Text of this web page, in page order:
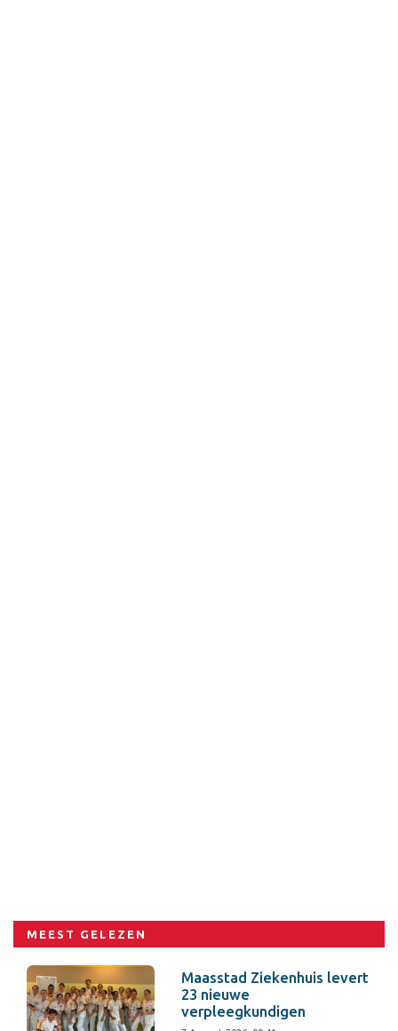
MEEST GELEZEN
Maasstad Ziekenhuis levert
23 nieuwe
verpleegkundigen